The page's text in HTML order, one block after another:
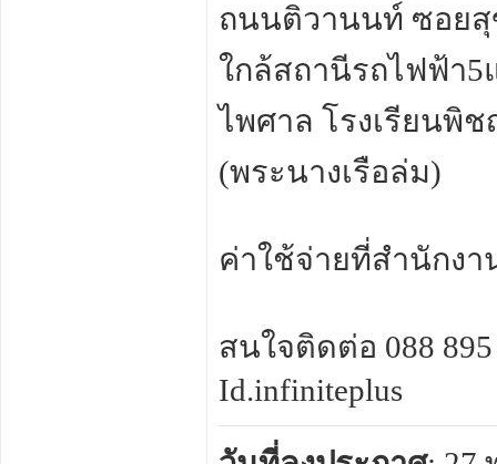
ถนนติวานนท์ ซอยสุ
ใกล้สถานีรถไฟฟ้า5
ไพศาล โรงเรียนพิ
(พระนางเรือล่ม)
ค่าใช้จ่ายที่สำนักง
สนใจติดต่อ 088 895
Id.infiniteplus